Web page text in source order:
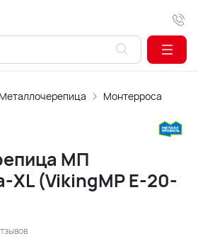
Металлочерепица Монтерроса
МП
(VikingMP E-20-